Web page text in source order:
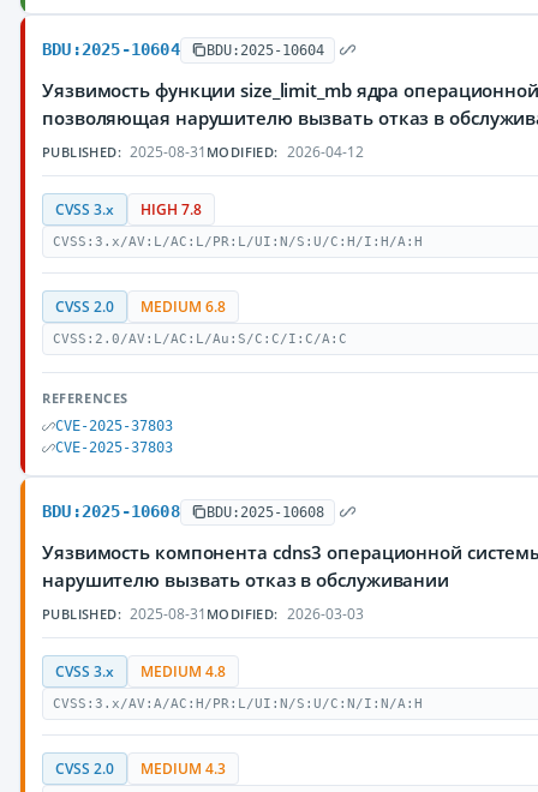
BDU:2025-10604 BDU:2025-10604
Уязвимость функции size_limit_mb ядра
позволяющая нарушителю вызвать отказ в
PUBLISHED: 2025-08-31 MODIFIED: 2026-04-12
CVSS 3.x HIGH 7.8
CVSS:3.x/AV:L/AC:L/PR:L/UI:N/S:U/C:H/I:H/A:H
CVSS 2.0 MEDIUM 6.8
CVSS:2.0/AV:L/AC:L/Au:S/C:C/I:C/A:C
REFERENCES
CVE-2025-37803
CVE-2025-37803
BDU:2025-10608 BDU:2025-10608
Уязвимость компонента cdns3 операционной
нарушителю вызвать отказ в обслуживании
PUBLISHED: 2025-08-31 MODIFIED: 2026-03-03
CVSS 3.x MEDIUM 4.8
CVSS:3.x/AV:A/AC:H/PR:L/UI:N/S:U/C:N/I:N/A:H
CVSS 2.0 MEDIUM 4.3